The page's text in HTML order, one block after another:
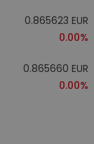
0.865623 EUR
0.00%
0.865660 EUR
0.00%